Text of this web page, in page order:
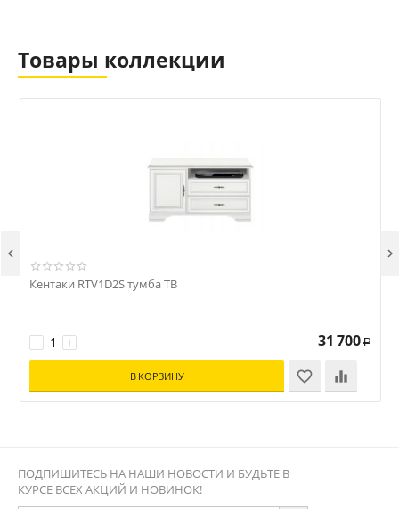
Товары коллекции
Кентаки RTV1D2S тумба ТВ
+
− 31 700 Р
В КОРЗИНУ
 
ПОДПИШИТЕСЬ НА НАШИ НОВОСТИ И БУДЬТЕ В
КУРСЕ ВСЕХ АКЦИЙ И НОВИНОК!